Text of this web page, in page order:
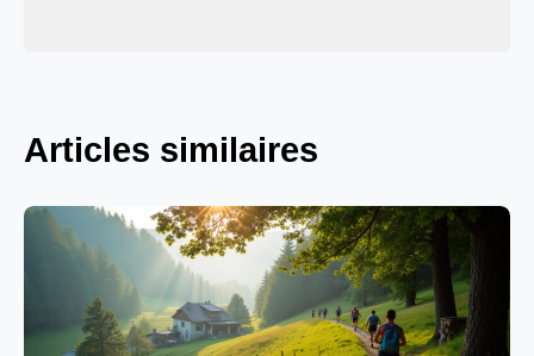
Articles similaires